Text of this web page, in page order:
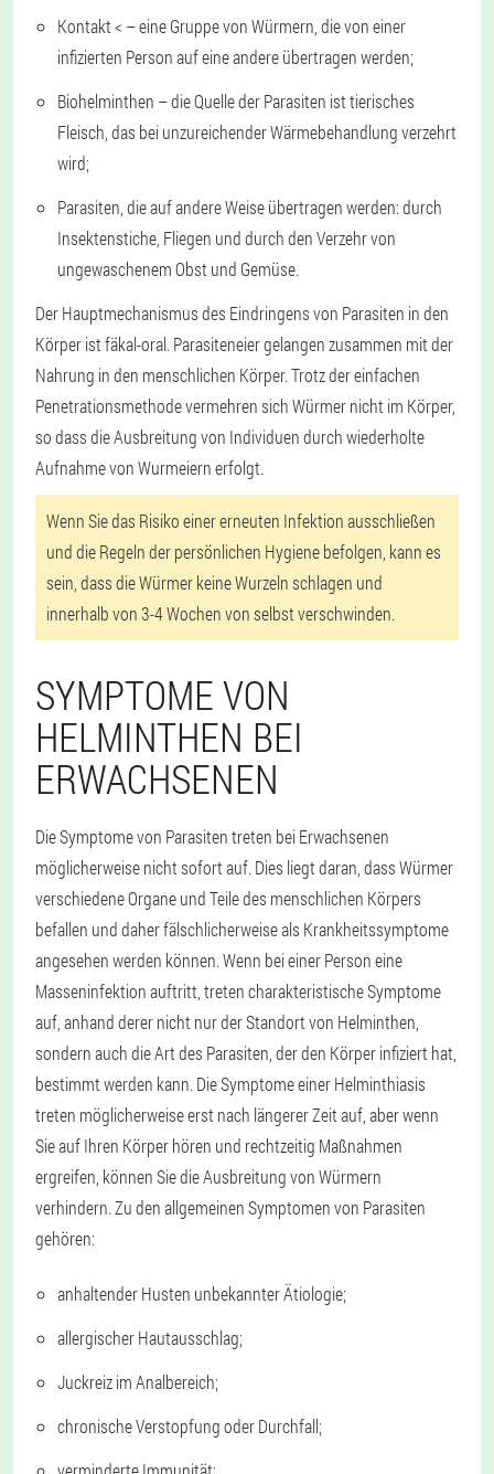
Kontakt < – eine Gruppe von Würmern, die von einer
infizierten Person auf eine andere übertragen werden;
Biohelminthen – die Quelle der Parasiten ist tierisches
Fleisch, das bei unzureichender Wärmebehandlung verzehrt
wird;
Parasiten, die auf andere Weise übertragen werden: durch
Insektenstiche, Fliegen und durch den Verzehr von
ungewaschenem Obst und Gemüse.
Der Hauptmechanismus des Eindringens von Parasiten in den
Körper ist fäkal-oral. Parasiteneier gelangen zusammen mit der
Nahrung in den menschlichen Körper. Trotz der einfachen
Penetrationsmethode vermehren sich Würmer nicht im Körper,
so dass die Ausbreitung von Individuen durch wiederholte
Aufnahme von Wurmeiern erfolgt.
Wenn Sie das Risiko einer erneuten Infektion ausschließen
und die Regeln der persönlichen Hygiene befolgen, kann es
sein, dass die Würmer keine Wurzeln schlagen und
innerhalb von 3-4 Wochen von selbst verschwinden.
SYMPTOME VON
HELMINTHEN BEI
ERWACHSENEN
Die Symptome von Parasiten treten bei Erwachsenen
möglicherweise nicht sofort auf. Dies liegt daran, dass Würmer
verschiedene Organe und Teile des menschlichen Körpers
befallen und daher fälschlicherweise als Krankheitssymptome
angesehen werden können. Wenn bei einer Person eine
Masseninfektion auftritt, treten charakteristische Symptome
auf, anhand derer nicht nur der Standort von Helminthen,
sondern auch die Art des Parasiten, der den Körper infiziert hat,
bestimmt werden kann. Die Symptome einer Helminthiasis
treten möglicherweise erst nach längerer Zeit auf, aber wenn
Sie auf Ihren Körper hören und rechtzeitig Maßnahmen
ergreifen, können Sie die Ausbreitung von Würmern
verhindern. Zu den allgemeinen Symptomen von Parasiten
gehören:
anhaltender Husten unbekannter Ätiologie;
allergischer Hautausschlag;
Juckreiz im Analbereich;
chronische Verstopfung oder Durchfall;